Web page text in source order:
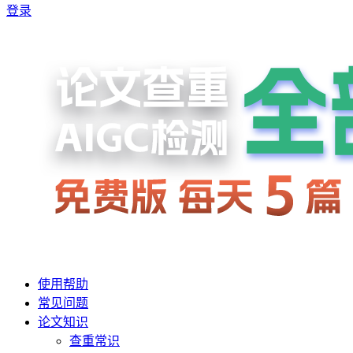
登录
使用帮助
常见问题
论文知识
查重常识